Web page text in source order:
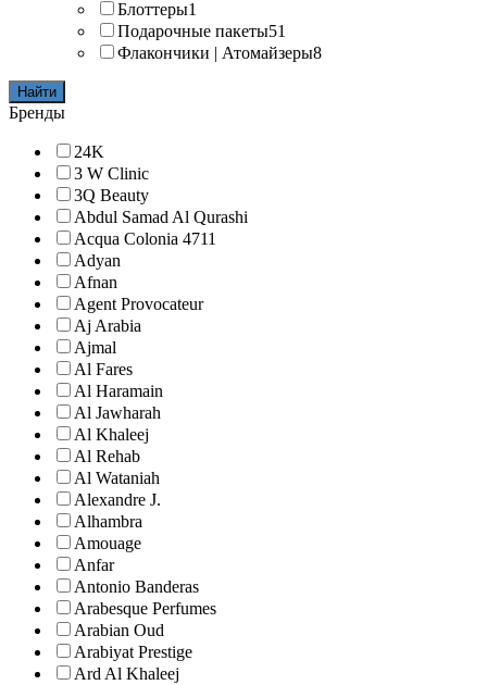
Блоттеры1
Подарочные пакеты51
Флакончики | Атомайзеры8
Найти
Бренды
24K
3 W Clinic
3Q Beauty
Abdul Samad Al Qurashi
Acqua Colonia 4711
Adyan
Afnan
Agent Provocateur
Aj Arabia
Ajmal
Al Fares
Al Haramain
Al Jawharah
Al Khaleej
Al Rehab
Al Wataniah
Alexandre J.
Alhambra
Amouage
Anfar
Antonio Banderas
Arabesque Perfumes
Arabian Oud
Arabiyat Prestige
Ard Al Khaleej